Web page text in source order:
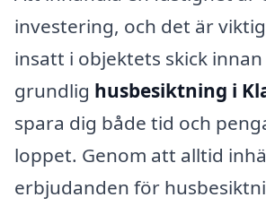
investering, och det är
insatt i objektets skick
grundlig husbesiktning i
spara dig både tid och
loppet. Genom att alltid
erbjudanden för